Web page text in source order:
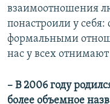
взаимоотношения
понастроили у
формальными
нас у всех
– В 2006 году
более объемное